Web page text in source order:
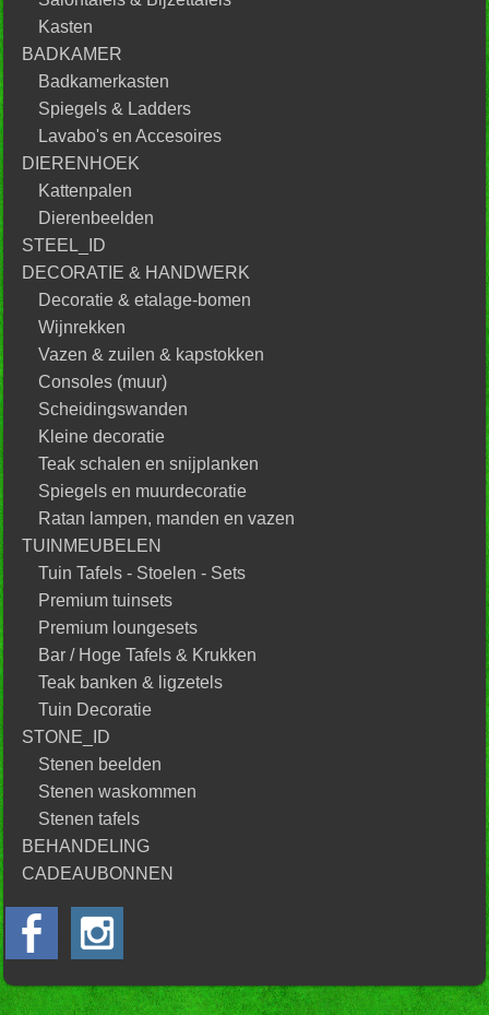
Kasten
BADKAMER
Badkamerkasten
Spiegels & Ladders
Lavabo's en Accesoires
DIERENHOEK
Kattenpalen
Dierenbeelden
STEEL_ID
DECORATIE & HANDWERK
Decoratie & etalage-bomen
Wijnrekken
Vazen & zuilen & kapstokken
Consoles (muur)
Scheidingswanden
Kleine decoratie
Teak schalen en snijplanken
Spiegels en muurdecoratie
Ratan lampen, manden en vazen
TUINMEUBELEN
Tuin Tafels - Stoelen - Sets
Premium tuinsets
Premium loungesets
Bar / Hoge Tafels & Krukken
Teak banken & ligzetels
Tuin Decoratie
STONE_ID
Stenen beelden
Stenen waskommen
Stenen tafels
BEHANDELING
CADEAUBONNEN